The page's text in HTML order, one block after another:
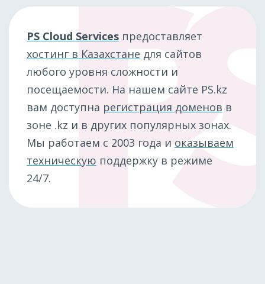
PS Cloud Services предоставляет
хостинг в Казахстане для сайтов
любого уровня сложности и
посещаемости. На нашем сайте PS.kz
вам доступна регистрация доменов в
зоне .kz и в других популярных зонах.
Мы работаем с 2003 года и оказываем
техническую поддержку в режиме
24/7.